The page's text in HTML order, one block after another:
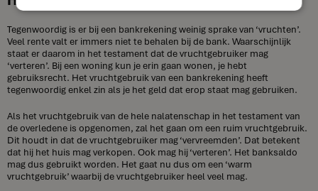
Tegenwoordig is er bij een bankrekening weinig sprake van ‘vruchten’.
Veel rente valt er immers niet te behalen bij de bank. Waarschijnlijk
staat er daarom in het testament dat de vruchtgebruiker mag
‘verteren’. Bij een woning kun je erin gaan wonen, je hebt
gebruiksrecht. Het vruchtgebruik van een bankrekening heeft
tegenwoordig enkel zin als je het geld dat erop staat mag gebruiken.
Als het vruchtgebruik van de hele nalatenschap in het testament van
de overledene is opgenomen, zal het gaan om een ruim vruchtgebruik.
Dit houdt in dat de vruchtgebruiker mag ‘vervreemden’. Dat betekent
dat hij het huis mag verkopen. Ook mag hij ‘verteren’. Het banksaldo
mag dus gebruikt worden. Het gaat nu dus om een ‘warm
vruchtgebruik’ waarbij de vruchtgebruiker heel veel mag.